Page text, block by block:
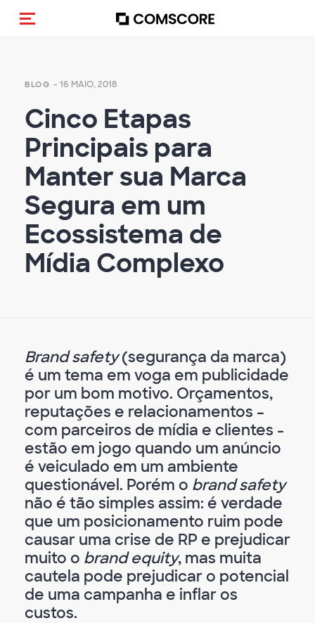
Alternar navegação
BLOG - 16 MAIO, 2018
Cinco Etapas
Principais para
Manter sua Marca
Segura em um
Ecossistema de
Mídia Complexo
Brand safety(segurança da marca)
é um tema em voga em publicidade
por um bom motivo. Orçamentos,
reputações e relacionamentos –
com parceiros de mídia e clientes -
estão em jogo quando um anúncio
é veiculado em um ambiente
questionável. Porém o brand safety
não é tão simples assim: é verdade
que um posicionamento ruim pode
causar uma crise de RP e prejudicar
muito o brand equity, mas muita
cautela pode prejudicar o potencial
de uma campanha e inflar os
custos.